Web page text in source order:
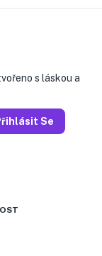
s láskou a
Se